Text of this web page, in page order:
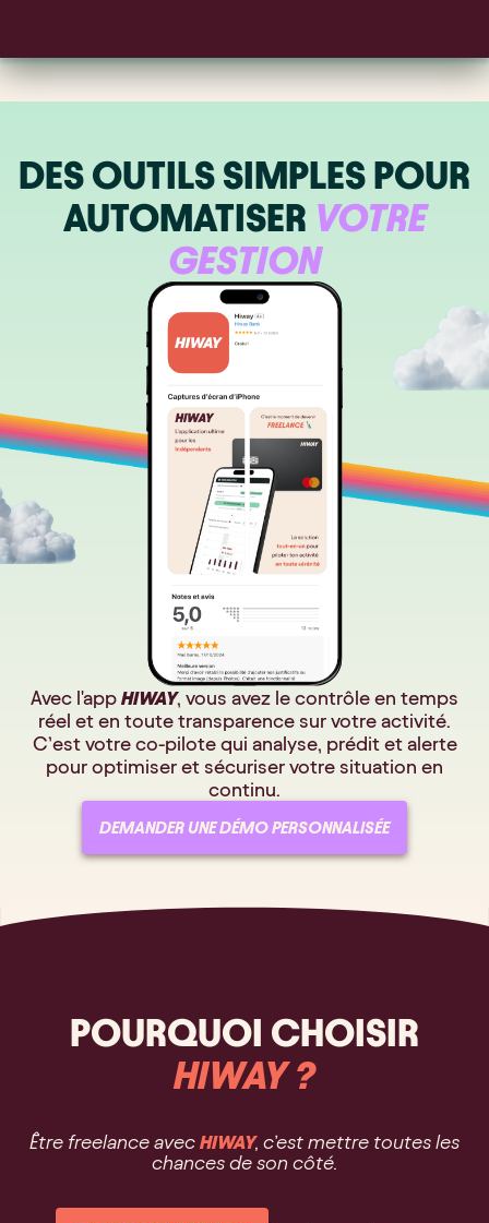
DES OUTILS SIMPLES POUR
AUTOMATISER VOTRE
GESTION
Avec l'app HIWAY, vous avez le contrôle en temps
réel et en toute transparence sur votre activité.
C’est votre co-pilote qui analyse, prédit et alerte
pour optimiser et sécuriser votre situation en
continu.
DEMANDER UNE DÉMO PERSONNALISÉE
POURQUOI CHOISIR
HIWAY ?
Être freelance avec HIWAY, c’est mettre toutes les
chances de son côté.